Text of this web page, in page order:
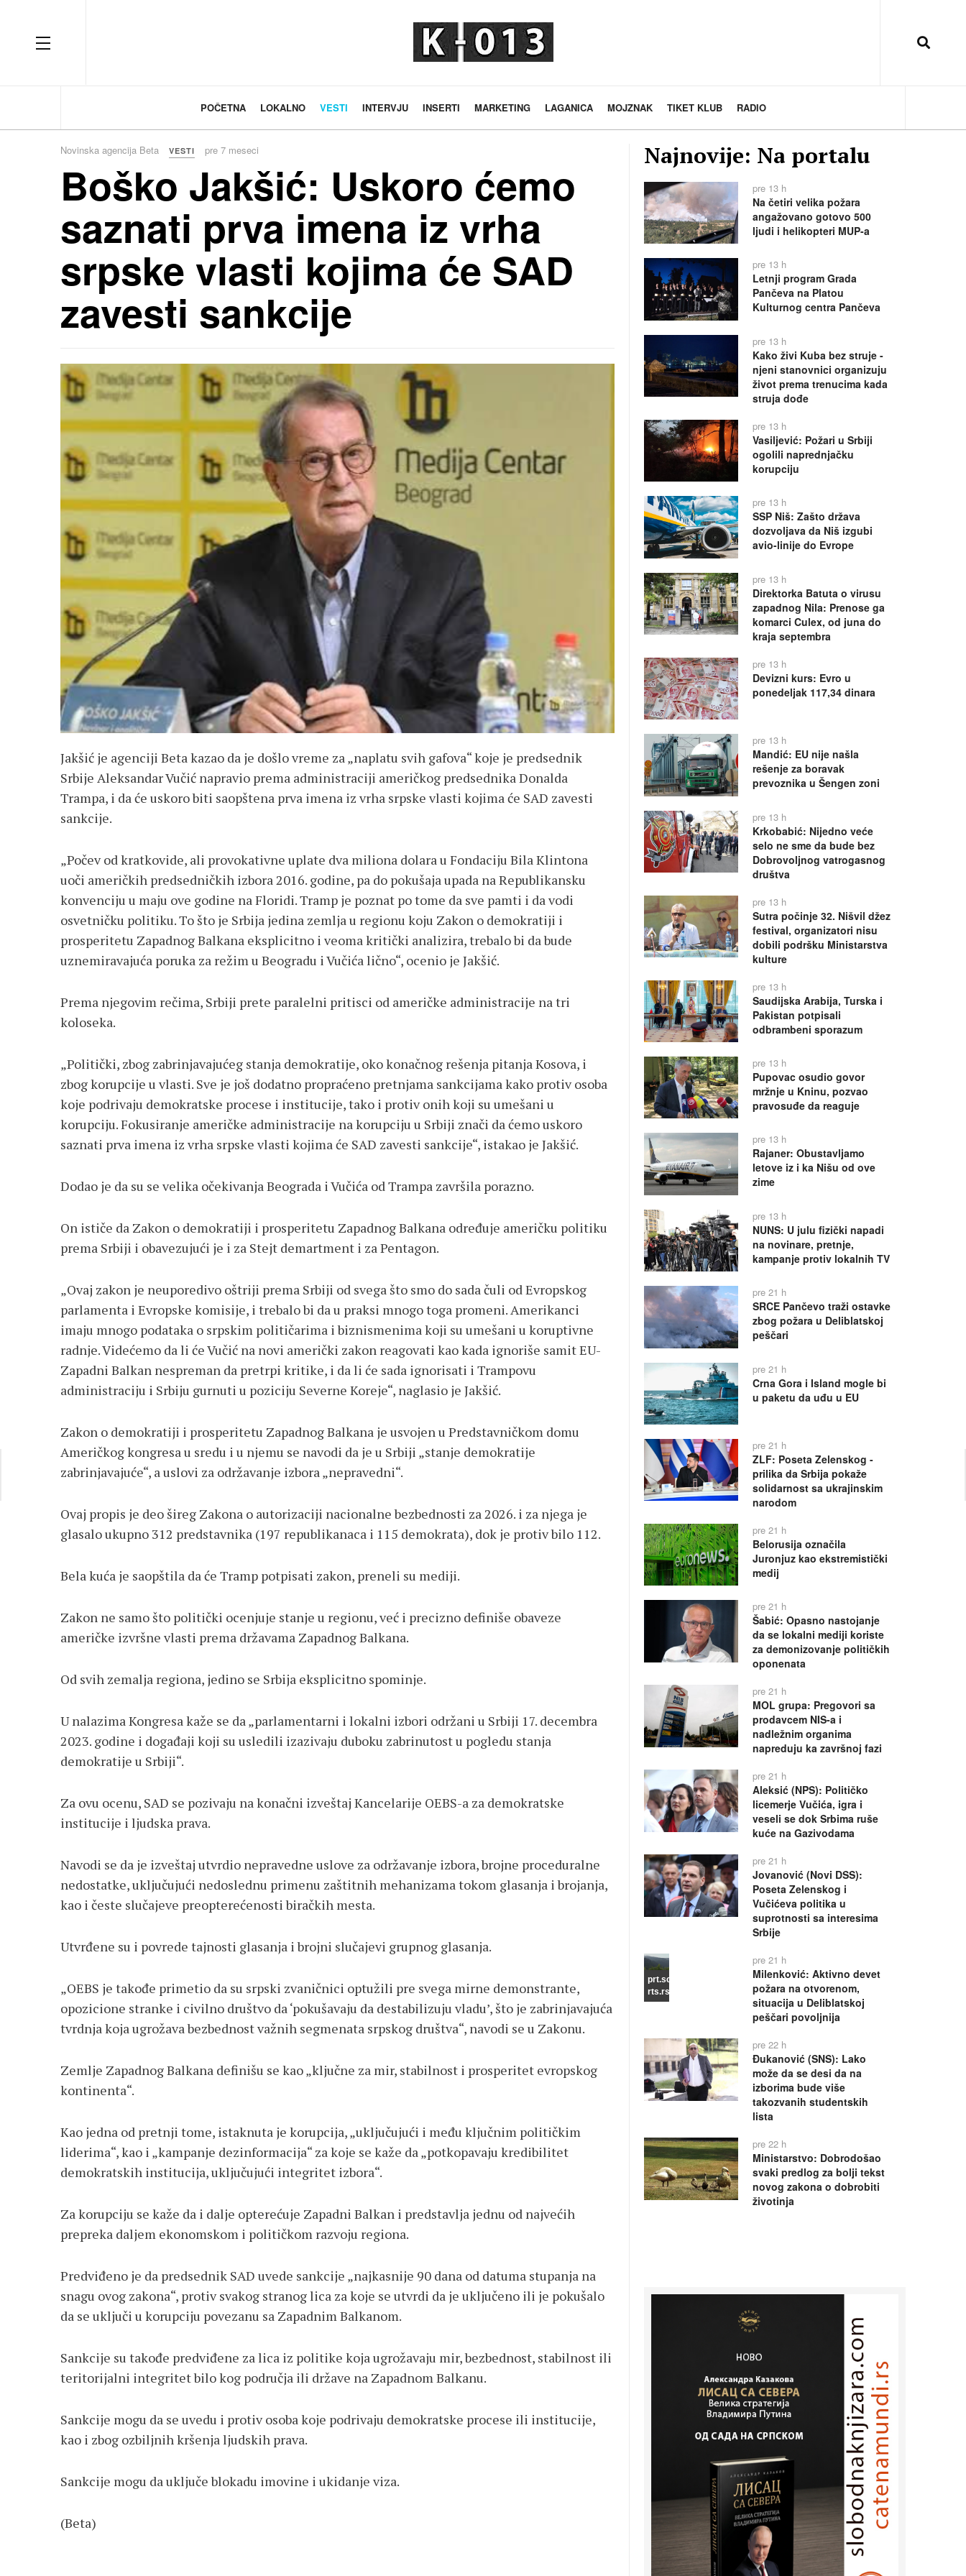
OFF CANVAS
POČETNA LOKALNO VESTI INTERVJU INSERTI MARKETING LAGANICA MOJZNAK TIKET KLUB RADIO
Novinska agencija Beta VESTI pre 7 meseci
Boško Jakšić: Uskoro ćemo
saznati prva imena iz vrha
srpske vlasti kojima će SAD
zavesti sankcije
Jakšić je agenciji Beta kazao da je došlo vreme za „naplatu svih gafova“ koje je predsednik
Srbije Aleksandar Vučić napravio prema administraciji američkog predsednika Donalda
Trampa, i da će uskoro biti saopštena prva imena iz vrha srpske vlasti kojima će SAD zavesti
sankcije.
„Počev od kratkovide, ali provokativne uplate dva miliona dolara u Fondaciju Bila Klintona
uoči američkih predsedničkih izbora 2016. godine, pa do pokušaja upada na Republikansku
konvenciju u maju ove godine na Floridi. Tramp je poznat po tome da sve pamti i da vodi
osvetničku politiku. To što je Srbija jedina zemlja u regionu koju Zakon o demokratiji i
prosperitetu Zapadnog Balkana eksplicitno i veoma kritički analizira, trebalo bi da bude
uznemiravajuća poruka za režim u Beogradu i Vučića lično“, ocenio je Jakšić.
Prema njegovim rečima, Srbiji prete paralelni pritisci od američke administracije na tri
koloseka.
„Politički, zbog zabrinjavajućeg stanja demokratije, oko konačnog rešenja pitanja Kosova, i
zbog korupcije u vlasti. Sve je još dodatno propraćeno pretnjama sankcijama kako protiv osoba
koje podrivaju demokratske procese i institucije, tako i protiv onih koji su umešani u
korupciju. Fokusiranje američke administracije na korupciju u Srbiji znači da ćemo uskoro
saznati prva imena iz vrha srpske vlasti kojima će SAD zavesti sankcije“, istakao je Jakšić.
Dodao je da su se velika očekivanja Beograda i Vučića od Trampa završila porazno.
On ističe da Zakon o demokratiji i prosperitetu Zapadnog Balkana određuje američku politiku
prema Srbiji i obavezujući je i za Stejt demartment i za Pentagon.
„Ovaj zakon je neuporedivo oštriji prema Srbiji od svega što smo do sada čuli od Evropskog
parlamenta i Evropske komisije, i trebalo bi da u praksi mnogo toga promeni. Amerikanci
imaju mnogo podataka o srpskim političarima i biznismenima koji su umešani u koruptivne
radnje. Videćemo da li će Vučić na novi američki zakon reagovati kao kada ignoriše samit EU-
Zapadni Balkan nespreman da pretrpi kritike, i da li će sada ignorisati i Trampovu
administraciju i Srbiju gurnuti u poziciju Severne Koreje“, naglasio je Jakšić.
Zakon o demokratiji i prosperitetu Zapadnog Balkana je usvojen u Predstavničkom domu
Američkog kongresa u sredu i u njemu se navodi da je u Srbiji „stanje demokratije
zabrinjavajuće“, a uslovi za održavanje izbora „nepravedni“.
Ovaj propis je deo šireg Zakona o autorizaciji nacionalne bezbednosti za 2026. i za njega je
glasalo ukupno 312 predstavnika (197 republikanaca i 115 demokrata), dok je protiv bilo 112.
Bela kuća je saopštila da će Tramp potpisati zakon, preneli su mediji.
Zakon ne samo što politički ocenjuje stanje u regionu, već i precizno definiše obaveze
američke izvršne vlasti prema državama Zapadnog Balkana.
Od svih zemalja regiona, jedino se Srbija eksplicitno spominje.
U nalazima Kongresa kaže se da „parlamentarni i lokalni izbori održani u Srbiji 17. decembra
2023. godine i događaji koji su usledili izazivaju duboku zabrinutost u pogledu stanja
demokratije u Srbiji“.
Za ovu ocenu, SAD se pozivaju na konačni izveštaj Kancelarije OEBS-a za demokratske
institucije i ljudska prava.
Navodi se da je izveštaj utvrdio nepravedne uslove za održavanje izbora, brojne proceduralne
nedostatke, uključujući nedoslednu primenu zaštitnih mehanizama tokom glasanja i brojanja,
kao i česte slučajeve preopterećenosti biračkih mesta.
Utvrđene su i povrede tajnosti glasanja i brojni slučajevi grupnog glasanja.
„OEBS je takođe primetio da su srpski zvaničnici optužili pre svega mirne demonstrante,
opozicione stranke i civilno društvo da ‘pokušavaju da destabilizuju vladu’, što je zabrinjavajuća
tvrdnja koja ugrožava bezbednost važnih segmenata srpskog društva“, navodi se u Zakonu.
Zemlje Zapadnog Balkana definišu se kao „ključne za mir, stabilnost i prosperitet evropskog
kontinenta“.
Kao jedna od pretnji tome, istaknuta je korupcija, „uključujući i među ključnim političkim
liderima“, kao i „kampanje dezinformacija“ za koje se kaže da „potkopavaju kredibilitet
demokratskih institucija, uključujući integritet izbora“.
Za korupciju se kaže da i dalje opterećuje Zapadni Balkan i predstavlja jednu od najvećih
prepreka daljem ekonomskom i političkom razvoju regiona.
Predviđeno je da predsednik SAD uvede sankcije „najkasnije 90 dana od datuma stupanja na
snagu ovog zakona“, protiv svakog stranog lica za koje se utvrdi da je uključeno ili je pokušalo
da se uključi u korupciju povezanu sa Zapadnim Balkanom.
Sankcije su takođe predviđene za lica iz politike koja ugrožavaju mir, bezbednost, stabilnost ili
teritorijalni integritet bilo kog područja ili države na Zapadnom Balkanu.
Sankcije mogu da se uvedu i protiv osoba koje podrivaju demokratske procese ili institucije,
kao i zbog ozbiljnih kršenja ljudskih prava.
Sankcije mogu da uključe blokadu imovine i ukidanje viza.
(Beta)
Najnovije: Na portalu
pre 13 h
Na četiri velika požara
angažovano gotovo 500
ljudi i helikopteri MUP-a
pre 13 h
Letnji program Grada
Pančeva na Platou
Kulturnog centra Pančeva
pre 13 h
Kako živi Kuba bez struje -
njeni stanovnici organizuju
život prema trenucima kada
struja dođe
pre 13 h
Vasiljević: Požari u Srbiji
ogolili naprednjačku
korupciju
pre 13 h
SSP Niš: Zašto država
dozvoljava da Niš izgubi
avio-linije do Evrope
pre 13 h
Direktorka Batuta o virusu
zapadnog Nila: Prenose ga
komarci Culex, od juna do
kraja septembra
pre 13 h
Devizni kurs: Evro u
ponedeljak 117,34 dinara
pre 13 h
Mandić: EU nije našla
rešenje za boravak
prevoznika u Šengen zoni
pre 13 h
Krkobabić: Nijedno veće
selo ne sme da bude bez
Dobrovoljnog vatrogasnog
društva
pre 13 h
Sutra počinje 32. Nišvil džez
festival, organizatori nisu
dobili podršku Ministarstva
kulture
pre 13 h
Saudijska Arabija, Turska i
Pakistan potpisali
odbrambeni sporazum
pre 13 h
Pupovac osudio govor
mržnje u Kninu, pozvao
pravosuđe da reaguje
pre 13 h
Rajaner: Obustavljamo
letove iz i ka Nišu od ove
zime
pre 13 h
NUNS: U julu fizički napadi
na novinare, pretnje,
kampanje protiv lokalnih TV
pre 21 h
SRCE Pančevo traži ostavke
zbog požara u Deliblatskoj
peščari
pre 21 h
Crna Gora i Island mogle bi
u paketu da uđu u EU
pre 21 h
ZLF: Poseta Zelenskog -
prilika da Srbija pokaže
solidarnost sa ukrajinskim
narodom
pre 21 h
Belorusija označila
Juronjuz kao ekstremistički
medij
pre 21 h
Šabić: Opasno nastojanje
da se lokalni mediji koriste
za demonizovanje političkih
oponenata
pre 21 h
MOL grupa: Pregovori sa
prodavcem NIS-a i
nadležnim organima
napreduju ka završnoj fazi
pre 21 h
Aleksić (NPS): Političko
licemerje Vučića, igra i
veseli se dok Srbima ruše
kuće na Gazivodama
pre 21 h
Jovanović (Novi DSS):
Poseta Zelenskog i
Vučićeva politika u
suprotnosti sa interesima
Srbije
prt.scr
rts.rs
pre 21 h
Milenković: Aktivno devet
požara na otvorenom,
situacija u Deliblatskoj
peščari povoljnija
pre 22 h
Đukanović (SNS): Lako
može da se desi da na
izborima bude više
takozvanih studentskih
lista
pre 22 h
Ministarstvo: Dobrodošao
svaki predlog za bolji tekst
novog zakona o dobrobiti
životinja